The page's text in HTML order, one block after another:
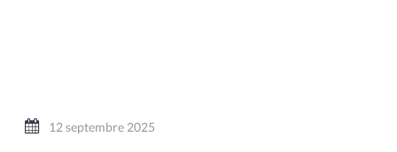
12 septembre 2025